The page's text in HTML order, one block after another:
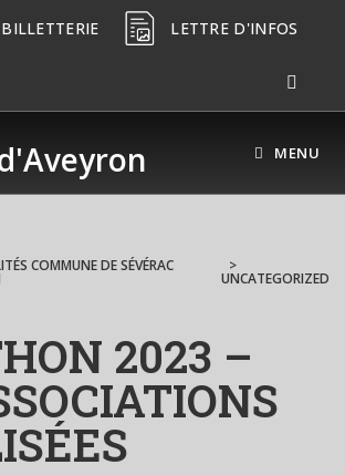
BILLETTERIE LETTRE D'INFOS
MENU
COMMUNE DE SÉVÉRAC >
UNCATEGORIZED
2023 –